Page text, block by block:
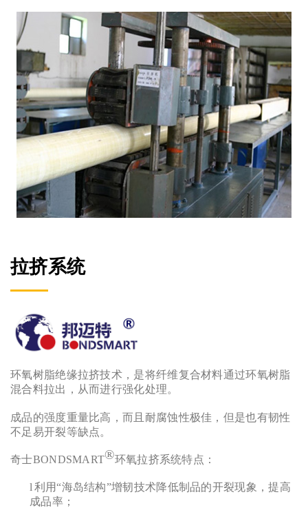
拉挤系统
环氧树脂绝缘拉挤技术，是将纤维复合材料通过环氧树脂
混合料拉出，从而进行强化处理。
成品的强度重量比高，而且耐腐蚀性极佳，但是也有韧性
不足易开裂等缺点。
奇士BONDSMART®环氧拉挤系统特点：
l 利用“海岛结构”增韧技术降低制品的开裂现象，提高
成品率；